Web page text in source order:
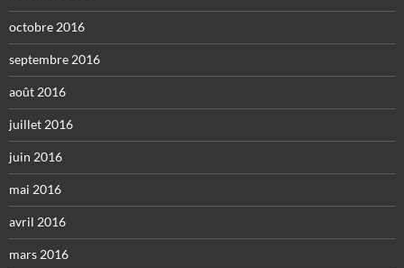
octobre 2016
septembre 2016
août 2016
juillet 2016
juin 2016
mai 2016
avril 2016
mars 2016